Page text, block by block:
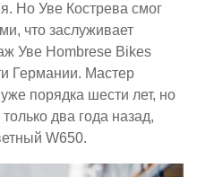
Но Уве Кострева смог
что заслуживает
Уве Hombrese Bikes
Германии. Мастер
порядка шести лет, но
два года назад,
W650.